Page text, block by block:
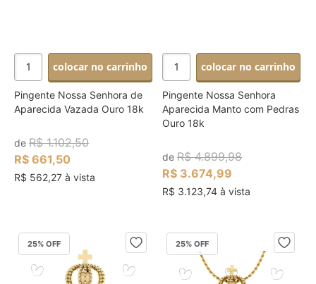
colocar no carrinho
Pingente Nossa Senhora de
Aparecida Vazada Ouro 18k
de R$ 1.102,50
R$ 661,50
R$ 562,27 à vista
colocar no carrinho
Pingente Nossa Senhora
Aparecida Manto com Pedras
Ouro 18k
deR$ 4.899,98
R$ 3.674,99
R$ 3.123,74 à vista
25% OFF 25% OFF